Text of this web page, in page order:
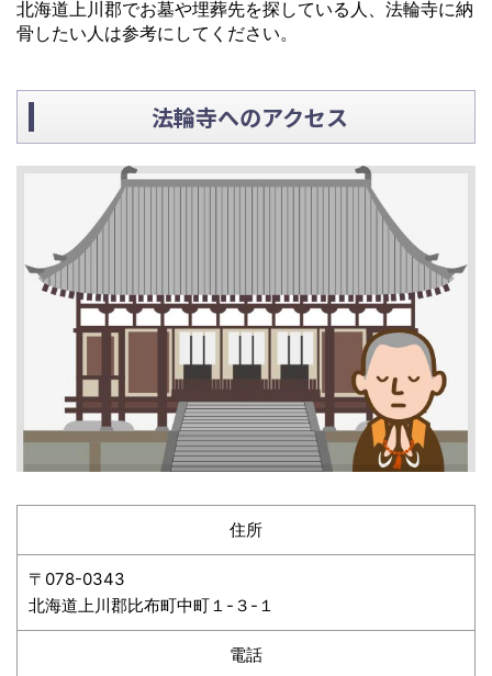
北海道上川郡でお墓や埋葬先を探している人、法輪寺に納
骨したい人は参考にしてください。
法輪寺へのアクセス
住所
〒078-0343
北海道上川郡比布町中町１-３-１
電話